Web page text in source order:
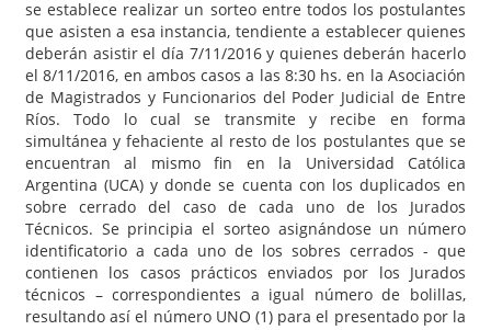
se establece realizar un sorteo entre todos los postulantes
que asisten a esa instancia, tendiente a establecer quienes
deberán asistir el día 7/11/2016 y quienes deberán hacerlo
el 8/11/2016, en ambos casos a las 8:30 hs. en la Asociación
de Magistrados y Funcionarios del Poder Judicial de Entre
Ríos. Todo lo cual se transmite y recibe en forma
simultánea y fehaciente al resto de los postulantes que se
encuentran al mismo fin en la Universidad Católica
Argentina (UCA) y donde se cuenta con los duplicados en
sobre cerrado del caso de cada uno de los Jurados
Técnicos. Se principia el sorteo asignándose un número
identificatorio a cada uno de los sobres cerrados - que
contienen los casos prácticos enviados por los Jurados
técnicos – correspondientes a igual número de bolillas,
resultando así el número UNO (1) para el presentado por la